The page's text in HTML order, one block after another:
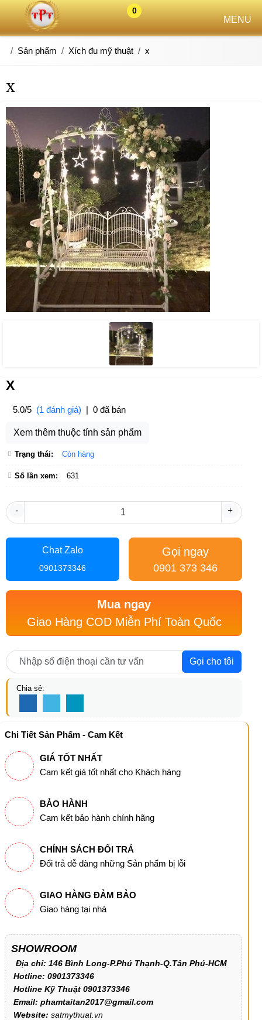
0
MENU
Sản phẩm Xích đu mỹ thuật x
x
X
5.0/5 (1 đánh giá) | 0 đã bán
Xem thêm thuộc tính sản phẩm
Trạng thái: Còn hàng
Số lần xem: 631
- +
Chat Zalo
0901373346
Gọi ngay
0901 373 346
Mua ngay
Giao Hàng COD Miễn Phí Toàn Quốc
Gọi cho tôi
Chia sẻ:
Chi Tiết Sản Phẩm - Cam Kết
GIÁ TỐT NHẤT
Cam kết giá tốt nhất cho Khách hàng
BẢO HÀNH
Cam kết bảo hành chính hãng
CHÍNH SÁCH ĐỔI TRẢ
Đổi trả dễ dàng những Sản phẩm bị lỗi
GIAO HÀNG ĐẢM BẢO
Giao hàng tại nhà
SHOWROOM
Địa chỉ: 146 Bình Long-P.Phú Thạnh-Q.Tân Phú-HCM
Hotline: 0901373346
Hotline Kỹ Thuật 0901373346
Email: phamtaitan2017@gmail.com
Website: satmythuat.vn